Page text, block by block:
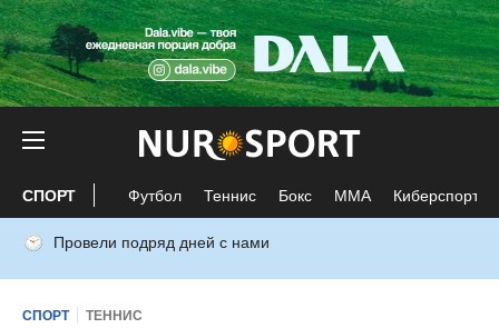
СПОРТ Футбол Теннис Бокс ММА Киберспорт
Провели подряд дней с нами
СПОРТ ТЕННИС